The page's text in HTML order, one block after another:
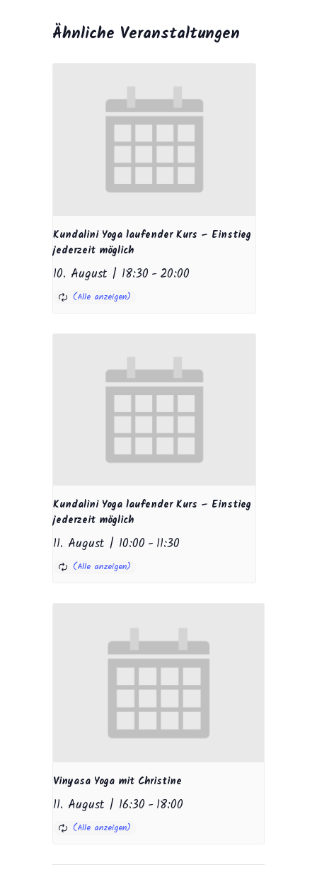
Ähnliche Veranstaltungen
Kundalini Yoga laufender Kurs – Einstieg
jederzeit möglich
10. August | 18:30 -20:00
Kundalini Yoga laufender Kurs – Einstieg
jederzeit möglich
11. August | 10:00 -11:30
Vinyasa Yoga mit Christine
11. August | 16:30 -18:00